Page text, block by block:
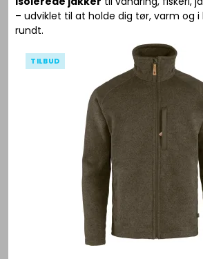
– udviklet til at holde dig tør, varm og
rundt.
TILBUD